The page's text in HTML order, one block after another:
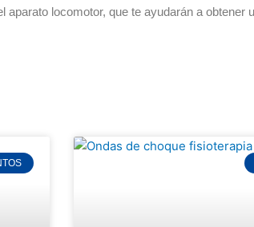
locomotor, que te ayudarán a obtener